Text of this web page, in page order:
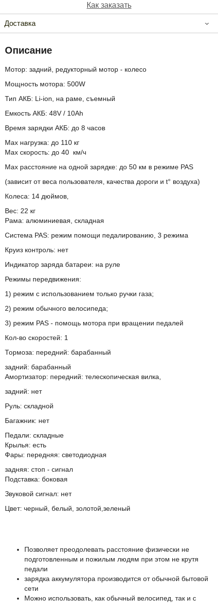
Как заказать
Доставка
Описание
Мотор: задний, редукторный мотор - колесо
Мощность мотора: 500W
Тип АКБ: Li-ion, на раме, съемный
Емкость АКБ: 48V / 10Ah
Время зарядки АКБ: до 8 часов
Max нагрузка: до 110 кг
Max скорость: до 40 км/ч
Max расстояние на одной зарядке: до 50 км в режиме PAS
(зависит от веса пользователя, качества дороги и t° воздуха)
Колеса: 14 дюймов,
Вес: 22 кг
Рама: алюминиевая, складная
Система PAS: режим помощи педалированию, 3 режима
Круиз контроль: нет
Индикатор заряда батареи: на руле
Режимы передвижения:
1) режим с использованием только ручки газа;
2) режим обычного велосипеда;
3) режим PAS - помощь мотора при вращении педалей
Кол-во скоростей: 1
Тормоза: передний: барабанный
задний: барабанный
Амортизатор: передний: телескопическая вилка,
задний: нет
Руль: складной
Багажник: нет
Педали: складные
Крылья: есть
Фары: передняя: светодиодная
задняя: стоп - сигнал
Подставка: боковая
Звуковой сигнал: нет
Цвет: черный, белый, золотой,зеленый
Позволяет преодолевать расстояние физически не
подготовленным и пожилым людям при этом не крутя
педали
зарядка аккумулятора производится от обычной бытовой
сети
Можно использовать, как обычный велосипед, так и с